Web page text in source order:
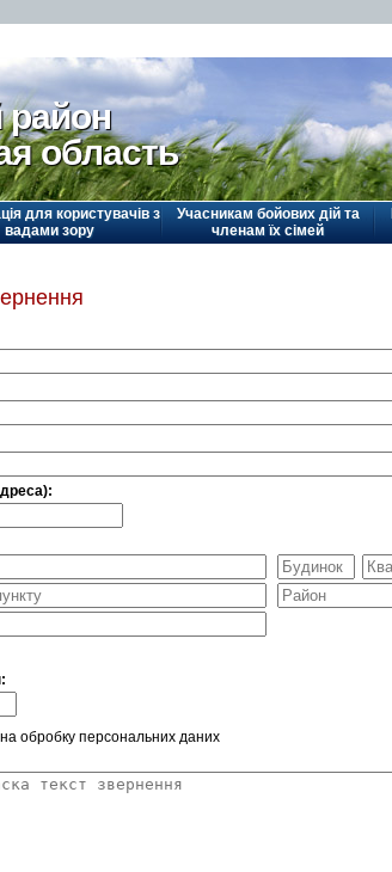
район
область
для користувачів з
вадами зору
Учасникам бойових дій та
членам їх сімей
обробку персональних даних